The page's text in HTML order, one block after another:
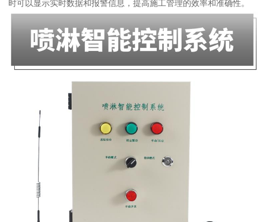
时可以显示实时数据和报警信息，提高施工管理的效率和准确性。